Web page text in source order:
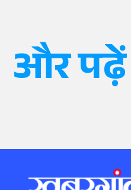
और पढ़ें